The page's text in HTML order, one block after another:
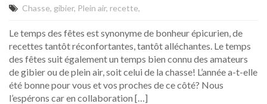
Chasse gibier Plein air recette
Le temps des fêtes est synonyme de bonheur épicurien, de
recettes tantôt réconfortantes, tantôt alléchantes. Le temps
des fêtes suit également un temps bien connu des amateurs
de gibier ou de plein air, soit celui de la chasse! L’année a-t-elle
été bonne pour vous et vos proches de ce côté? Nous
l’espérons car en collaboration […]